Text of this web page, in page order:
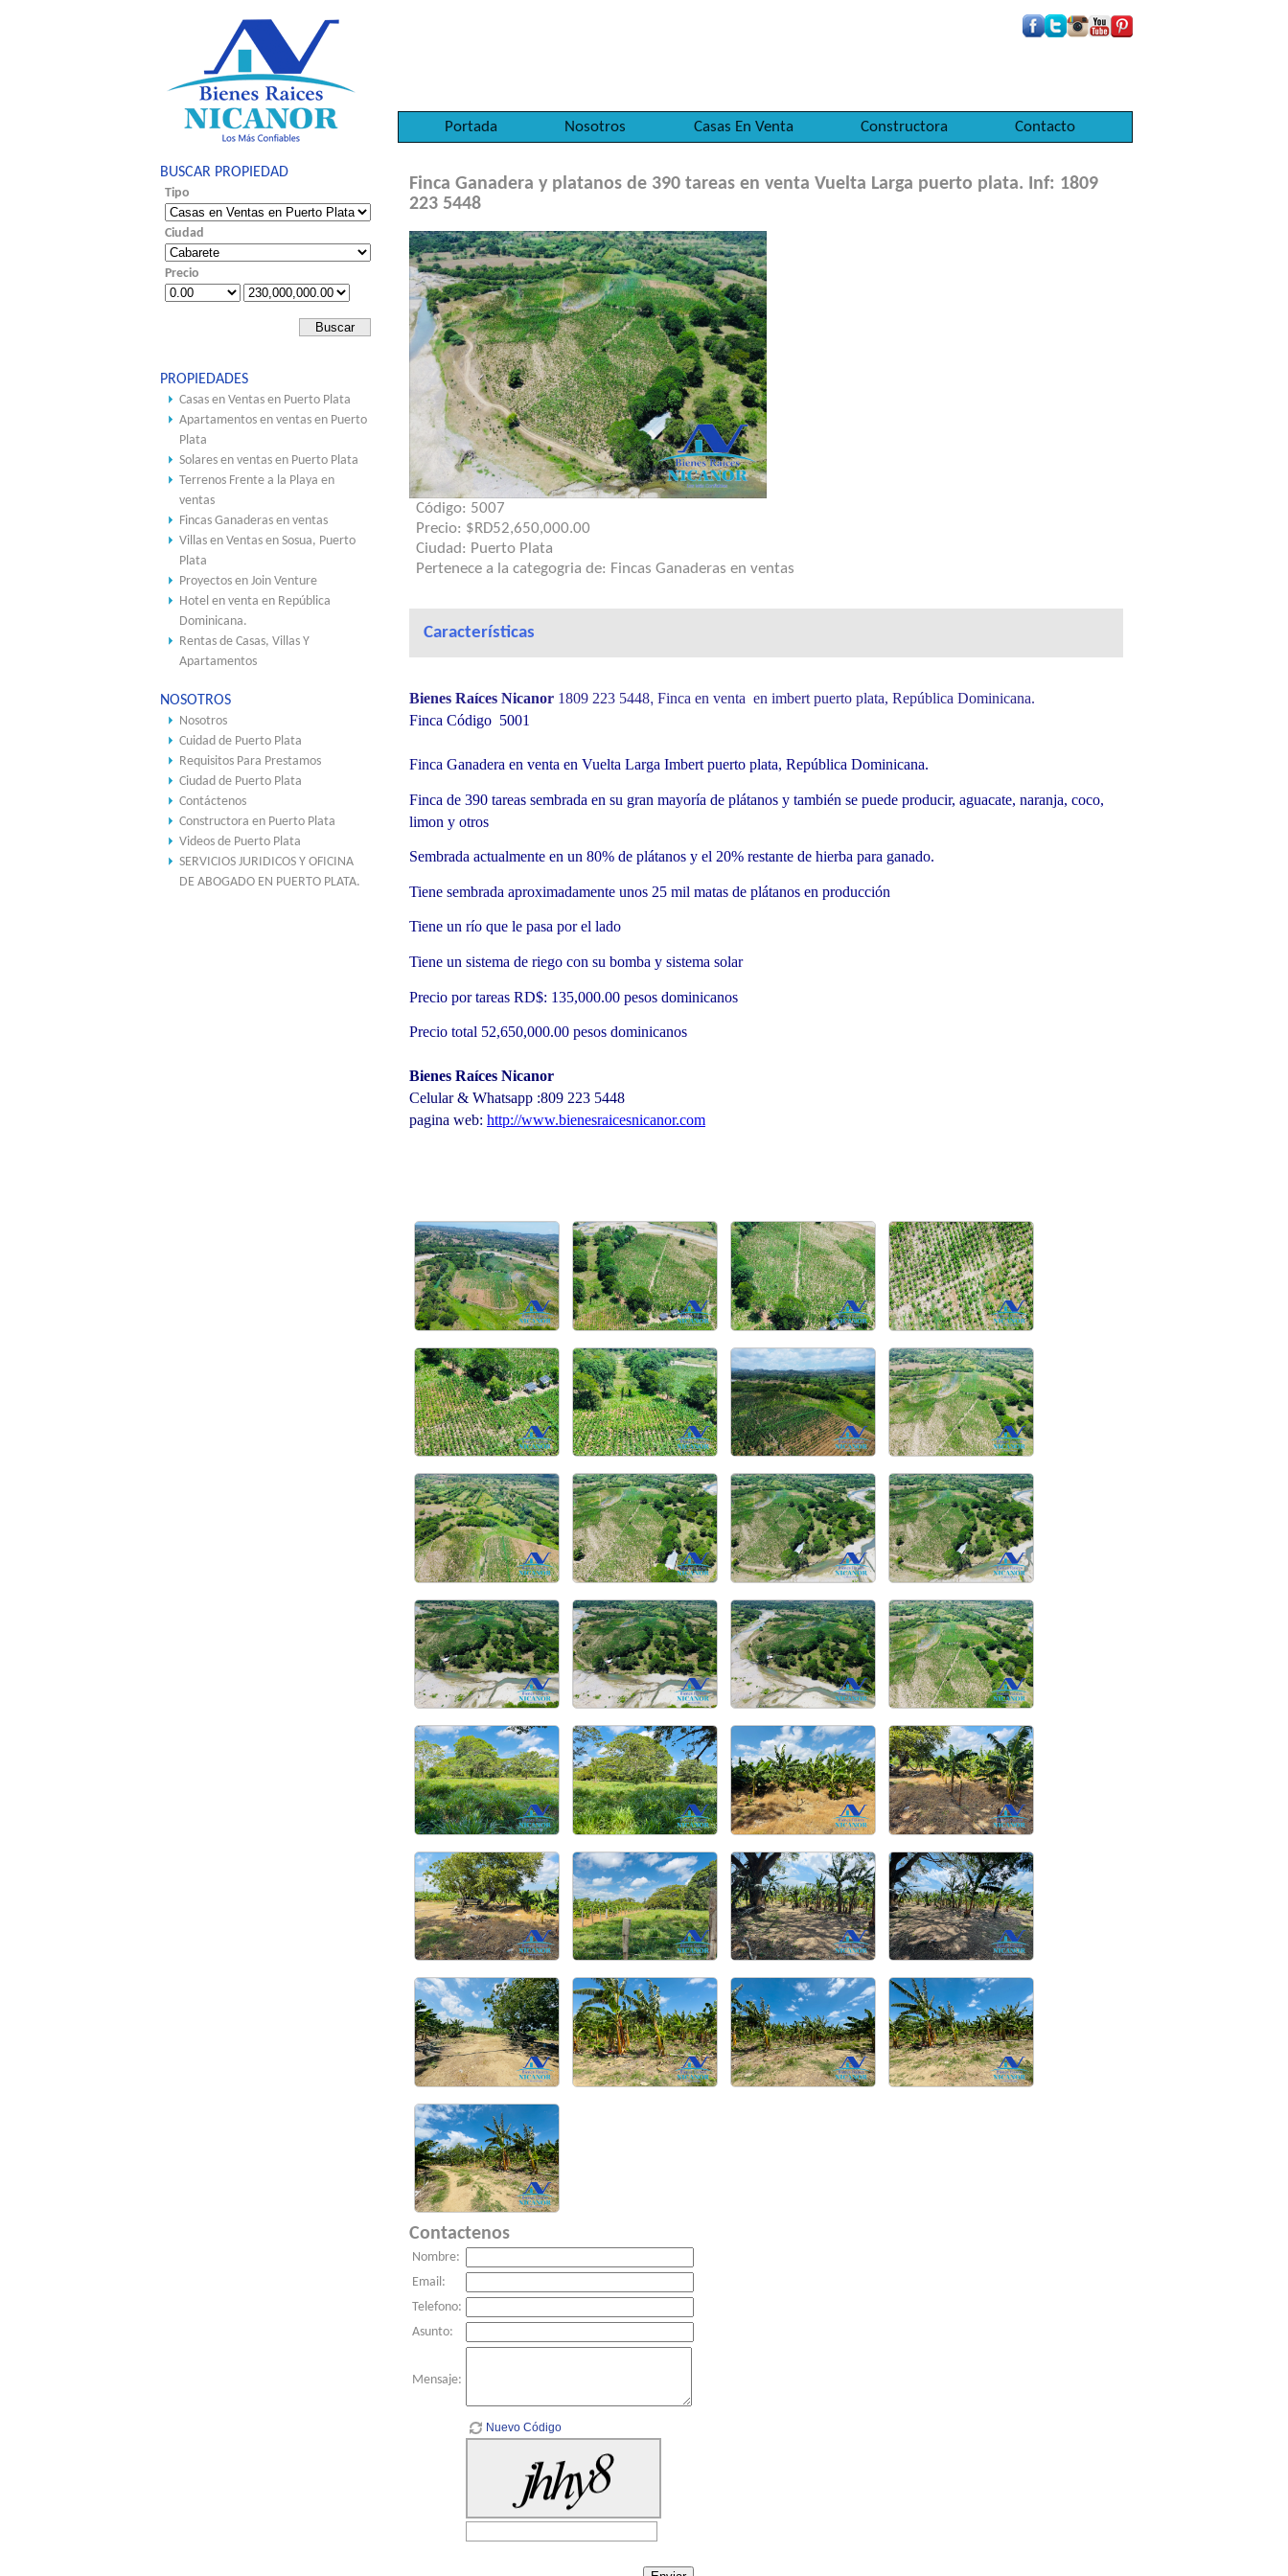
Portada Nosotros Casas En Venta Constructora Contacto
BUSCAR PROPIEDAD
Tipo
Ciudad
Precio
Finca Ganadera y platanos de 390 tareas en venta Vuelta Larga puerto plata. Inf: 1809
223 5448
Código: 5007
Precio: $RD52,650,000.00
Ciudad: Puerto Plata
Pertenece a la categogria de: Fincas Ganaderas en ventas
Características
Bienes Raíces Nicanor 1809 223 5448, Finca en venta en imbert puerto plata, República Dominicana.
Finca Código 5001
Finca Ganadera en venta en Vuelta Larga Imbert puerto plata, República Dominicana.
Finca de 390 tareas sembrada en su gran mayoría de plátanos y también se puede producir, aguacate, naranja, coco,
limon y otros
Sembrada actualmente en un 80% de plátanos y el 20% restante de hierba para ganado.
Tiene sembrada aproximadamente unos 25 mil matas de plátanos en producción
Tiene un río que le pasa por el lado
Tiene un sistema de riego con su bomba y sistema solar
Precio por tareas RD$: 135,000.00 pesos dominicanos
Precio total 52,650,000.00 pesos dominicanos
Bienes Raíces Nicanor
Celular & Whatsapp :809 223 5448
pagina web: http://www.bienesraicesnicanor.com
Contactenos
Nombre:
Email:
Telefono:
Asunto:
Mensaje:
Nuevo Código
PROPIEDADES
Casas en Ventas en Puerto Plata
Apartamentos en ventas en Puerto
Plata
Solares en ventas en Puerto Plata
Terrenos Frente a la Playa en
ventas
Fincas Ganaderas en ventas
Villas en Ventas en Sosua, Puerto
Plata
Proyectos en Join Venture
Hotel en venta en República
Dominicana.
Rentas de Casas, Villas Y
Apartamentos
NOSOTROS
Nosotros
Cuidad de Puerto Plata
Requisitos Para Prestamos
Ciudad de Puerto Plata
Contáctenos
Constructora en Puerto Plata
Videos de Puerto Plata
SERVICIOS JURIDICOS Y OFICINA
DE ABOGADO EN PUERTO PLATA.